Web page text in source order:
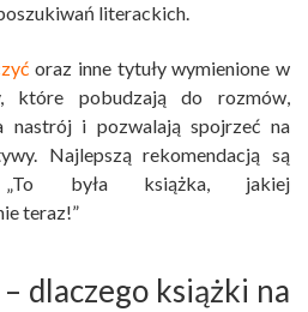
literackich.
oraz inne tytuły wymienione w
pobudzają do rozmów,
nastrój i pozwalają spojrzeć na
Najlepszą rekomendacją są
była książka, jakiej
teraz!”
dlaczego książki na